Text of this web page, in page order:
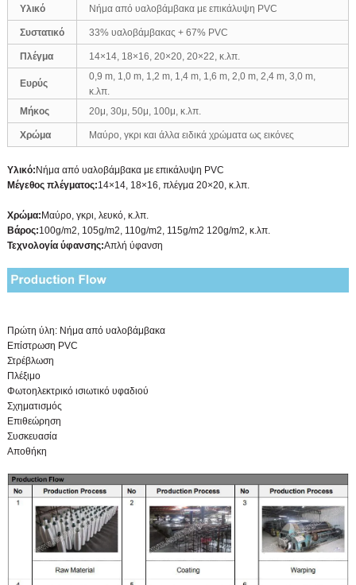
Υλικό Νήμα από υαλοβάμβακα με επικάλυψη PVC
Συστατικό 33% υαλοβάμβακας + 67% PVC
Πλέγμα 14×14, 18×16, 20×20, 20×22, κ.λπ.
Ευρύς
0,9 m, 1,0 m, 1,2 m, 1,4 m, 1,6 m, 2,0 m, 2,4 m, 3,0 m,
κ.λπ.
Μήκος
20μ, 30μ, 50μ, 100μ, κ.λπ.
Χρώμα Μαύρο, γκρι και άλλα ειδικά χρώματα ως εικόνες
Υλικό: Νήμα από υαλοβάμβακα με επικάλυψη PVC
Μέγεθος πλέγματος:14×14, 18×16, πλέγμα 20×20, κ.λπ.
Χρώμα: Μαύρο, γκρι, λευκό, κ.λπ.
Βάρος:100g/m2, 105g/m2, 110g/m2, 115g/m2 120g/m2, κ.λπ.
Τεχνολογία ύφανσης:Απλή ύφανση
Πρώτη ύλη: Νήμα από υαλοβάμβακα
Επίστρωση PVC
Στρέβλωση
Πλέξιμο
Φωτοηλεκτρικό ισιωτικό υφαδιού
Σχηματισμός
Επιθεώρηση
Συσκευασία
Αποθήκη